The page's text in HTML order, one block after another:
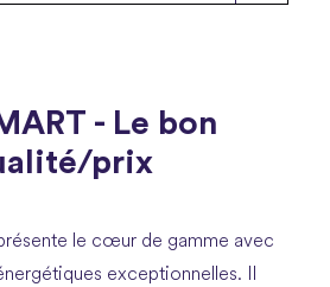
- Le bon
prix
le cœur de gamme avec
exceptionnelles. Il